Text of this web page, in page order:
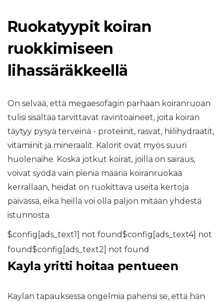
Ruokatyypit koiran
ruokkimiseen
lihassäräkkeellä
On selvää, että megaesofagin parhaan koiranruoan
tulisi sisältää tarvittavat ravintoaineet, joita koiran
täytyy pysyä terveinä - proteiinit, rasvat, hiilihydraatit,
vitamiinit ja mineraalit. Kalorit ovat myös suuri
huolenaihe. Koska jotkut koirat, joilla on sairaus,
voivat syödä vain pieniä määriä koiranruokaa
kerrallaan, heidät on ruokittava useita kertoja
päivässä, eikä heillä voi olla paljon mitään yhdestä
istunnosta.
$config[ads_text1] not found$config[ads_text4] not
found$config[ads_text2] not found
Kayla yritti hoitaa pentueen
Kaylan tapauksessa ongelmia pahensi se, että hän